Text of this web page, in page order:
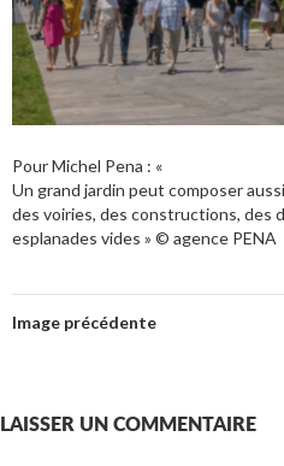
Pour Michel Pena : «
Un grand jardin peut composer
des voiries, des constructions, des
esplanades vides » © agence PENA
Image précédente
LAISSER UN COMMENTAIRE